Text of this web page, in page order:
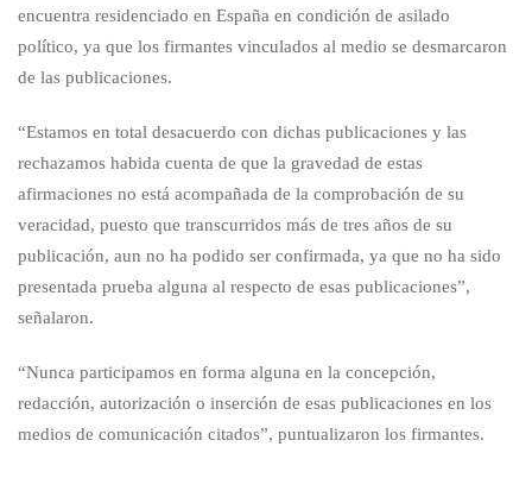
encuentra residenciado en España en condición de asilado
político, ya que los firmantes vinculados al medio se desmarcaron
de las publicaciones.
“Estamos en total desacuerdo con dichas publicaciones y las
rechazamos habida cuenta de que la gravedad de estas
afirmaciones no está acompañada de la comprobación de su
veracidad, puesto que transcurridos más de tres años de su
publicación, aun no ha podido ser confirmada, ya que no ha sido
presentada prueba alguna al respecto de esas publicaciones”,
señalaron.
“Nunca participamos en forma alguna en la concepción,
redacción, autorización o inserción de esas publicaciones en los
medios de comunicación citados”, puntualizaron los firmantes.